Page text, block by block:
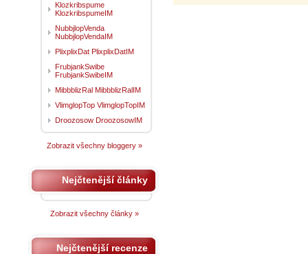
Klozkribspume
KlozkribspumeIM
NubbjlopVenda
NubbjlopVendaIM
PlixplixDat PlixplixDatIM
FrubjankSwibe
FrubjankSwibeIM
MibbblizRal MibbblizRalIM
VlimglopTop VlimglopTopIM
Droozosow DroozosowIM
Zobrazit všechny bloggery »
Nejčtenější články
Zobrazit všechny články »
Nejčtenější recenze